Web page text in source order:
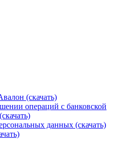
(скачать)
операций с банковской
данных (скачать)